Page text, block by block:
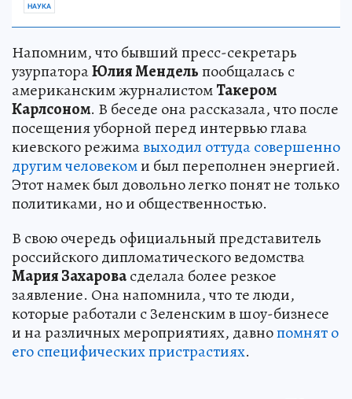
НАУКА
Напомним, что бывший пресс-секретарь
узурпатораЮлия Мендельпообщалась с
американским журналистомТакером
Карлсоном. В беседе она рассказала, что после
посещения уборной перед интервью глава
киевского режимавыходил оттуда совершенно
другим человекоми был переполнен энергией.
Этот намек был довольно легко понят не только
политиками, но и общественностью.
В свою очередь официальный представитель
российского дипломатического ведомства
Мария Захаровасделала более резкое
заявление. Она напомнила, что те люди,
которые работали с Зеленским в шоу-бизнесе
и на различных мероприятиях, давнопомнят о
его специфических пристрастиях.